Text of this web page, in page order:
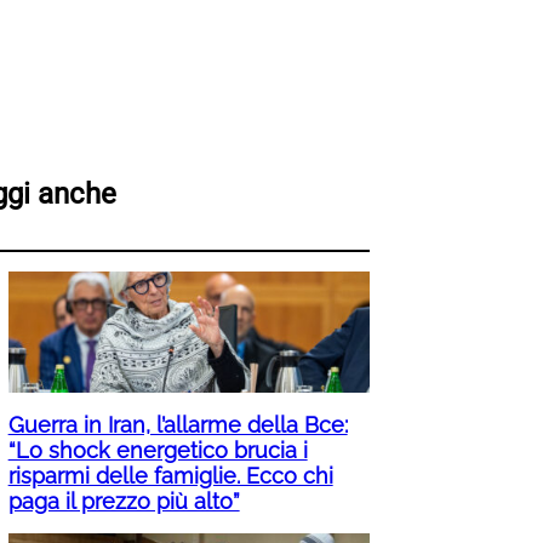
anche
Guerra in Iran, l’allarme della Bce:
“Lo shock energetico brucia i
risparmi delle famiglie. Ecco chi
paga il prezzo più alto”